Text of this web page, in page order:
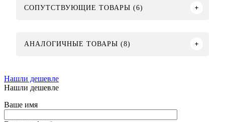
СОПУТСТВУЮЩИЕ ТОВАРЫ (6)
АНАЛОГИЧНЫЕ ТОВАРЫ (8)
Нашли дешевле
Нашли дешевле
Ваше имя